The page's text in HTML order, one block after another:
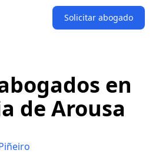
Solicitar abogado
en
de Arousa